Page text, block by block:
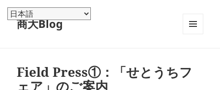
商大Blog
Field Press①：「せとうちフ
ェア」のご案内